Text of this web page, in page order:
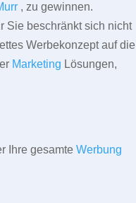
, zu gewinnen.
Sie beschränkt sich nicht
Werbekonzept auf die
Marketing Lösungen,
Ihre gesamteWerbung